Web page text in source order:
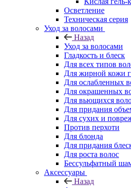
Осветление
Техническая серия
Уход за волосами
Назад
Уход за волосами
Гладкость и блеск
Для всех типов
Для жирной кожи
Для ослабленных
Для окрашенных
Для вьющихся
Для придания
Для сухих и
Против перхоти
Для блонда
Для придания
Для роста волос
Бессульфатный
Аксессуары
Назад